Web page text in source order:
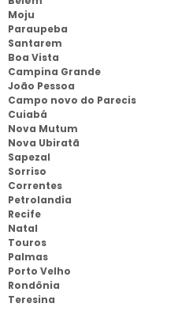
Moju
Paraupeba
Santarem
Boa Vista
Campina Grande
João Pessoa
Campo novo do Parecis
Cuiabá
Nova Mutum
Nova Ubiratã
Sapezal
Sorriso
Correntes
Petrolandia
Recife
Natal
Touros
Palmas
Porto Velho
Rondônia
Teresina